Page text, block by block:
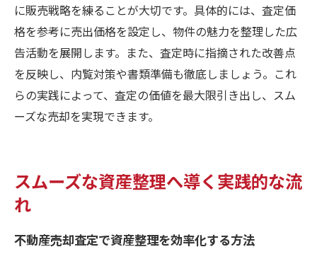
に販売戦略を練ることが大切です。具体的には、査定価
格を参考に売出価格を設定し、物件の魅力を整理した広
告活動を展開します。また、査定時に指摘された改善点
を反映し、内覧対策や書類準備も徹底しましょう。これ
らの実践によって、査定の価値を最大限引き出し、スム
ーズな売却を実現できます。
スムーズな資産整理へ導く実践的な流
れ
不動産売却査定で資産整理を効率化する方法